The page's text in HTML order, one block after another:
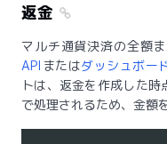
返金
マルチ通貨決済の全額
API またはダッシュボー
トは、返金を作成した
で処理されるため、金額